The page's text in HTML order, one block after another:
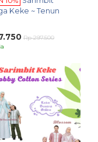
Keke ~ Tenun
Rp 297.500